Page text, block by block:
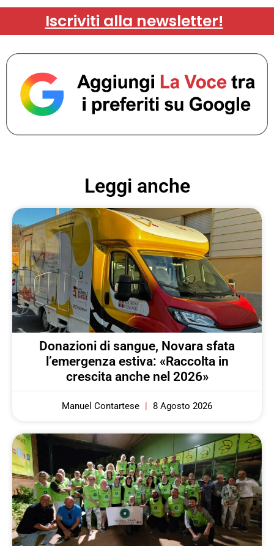
Iscriviti alla newsletter!
Leggi anche
Donazioni di sangue, Novara sfata
l’emergenza estiva: «Raccolta in
crescita anche nel 2026»
Manuel Contartese 8 Agosto 2026